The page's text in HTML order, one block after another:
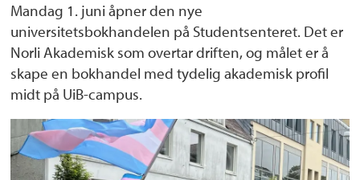
Mandag 1. juni åpner den nye
universitetsbokhandelen på Studentsenteret. Det er
Norli Akademisk som overtar driften, og målet er å
skape en bokhandel med tydelig akademisk profil
midt på UiB-campus.